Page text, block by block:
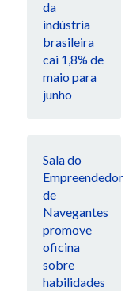
da
indústria
brasileira
cai 1,8% de
maio para
junho
Sala do
Empreendedor
de
Navegantes
promove
oficina
sobre
habilidades